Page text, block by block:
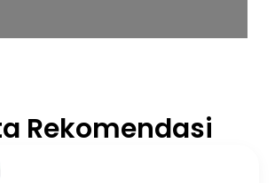
Rekomendasi